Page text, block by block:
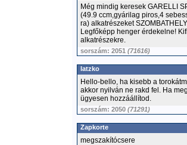
Még mindig keresek GARELLI
(49.9 ccm,gyárilag piros,4
ra) alkatrészeket
Legfőképp henger érdekelne!
alkatrészekre.
sorszám: 2051 (71616)
latzko
Hello-bello, ha kisebb a
akkor nyilván ne rakd fel. Ha
ügyesen hozzáállítod.
sorszám: 2050 (71291)
Zapkorte
megszakítócsere